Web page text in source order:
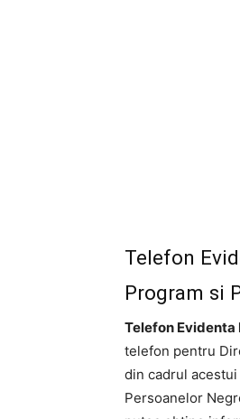
Telefon
Program si
Telefon
telefon pentru
din cadrul
Persoanelor